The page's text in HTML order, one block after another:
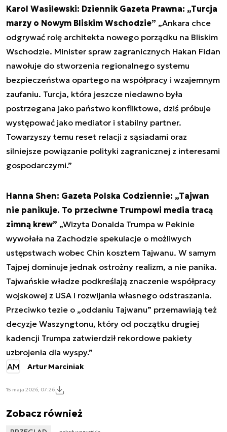
Karol Wasilewski: Dziennik Gazeta Prawna: „Turcja
marzy o Nowym Bliskim Wschodzie” „Ankara chce
odgrywać rolę architekta nowego porządku na Bliskim
Wschodzie. Minister spraw zagranicznych Hakan Fidan
nawołuje do stworzenia regionalnego systemu
bezpieczeństwa opartego na współpracy i wzajemnym
zaufaniu. Turcja, która jeszcze niedawno była
postrzegana jako państwo konfliktowe, dziś próbuje
występować jako mediator i stabilny partner.
Towarzyszy temu reset relacji z sąsiadami oraz
silniejsze powiązanie polityki zagranicznej z interesami
gospodarczymi.”
Hanna Shen: Gazeta Polska Codziennie: „Tajwan
nie panikuje. To przeciwne Trumpowi media tracą
zimną krew” „Wizyta Donalda Trumpa w Pekinie
wywołała na Zachodzie spekulacje o możliwych
ustępstwach wobec Chin kosztem Tajwanu. W samym
Tajpej dominuje jednak ostrożny realizm, a nie panika.
Tajwańskie władze podkreślają znaczenie współpracy
wojskowej z USA i rozwijania własnego odstraszania.
Przeciwko tezie o „oddaniu Tajwanu” przemawiają też
decyzje Waszyngtonu, który od początku drugiej
kadencji Trumpa zatwierdził rekordowe pakiety
uzbrojenia dla wyspy.”
AM
Artur Marciniak
15 maja 2026, 07:26
Zobacz również